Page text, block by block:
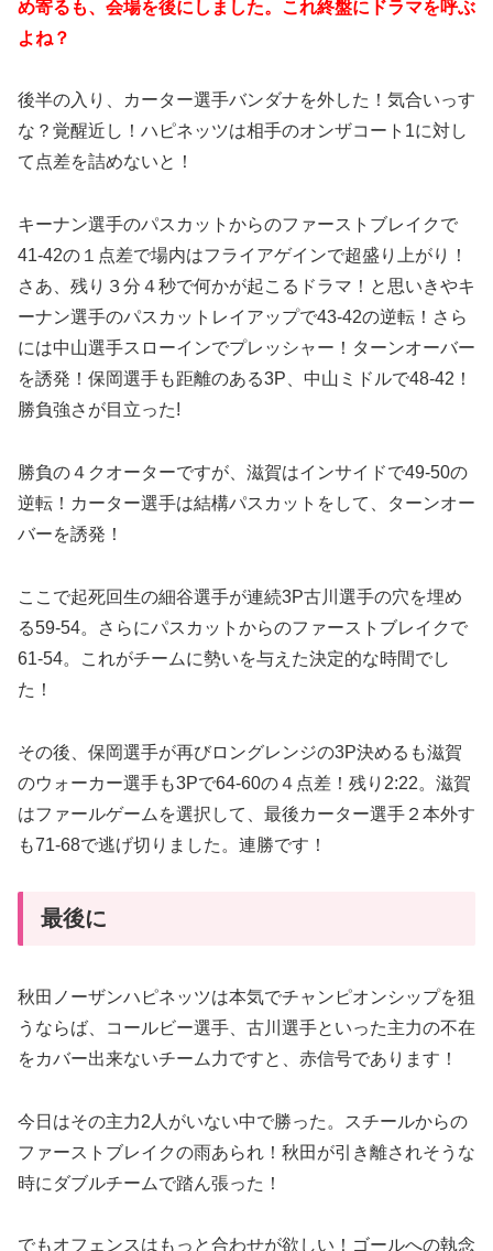
め寄るも、会場を後にしました。これ終盤にドラマを呼ぶ
よね？
後半の入り、カーター選手バンダナを外した！気合いっす
な？覚醒近し！ハピネッツは相手のオンザコート1に対し
て点差を詰めないと！
キーナン選手のパスカットからのファーストブレイクで
41-42の１点差で場内はフライアゲインで超盛り上がり！
さあ、残り３分４秒で何かが起こるドラマ！と思いきやキ
ーナン選手のパスカットレイアップで43-42の逆転！さら
には中山選手スローインでプレッシャー！ターンオーバー
を誘発！保岡選手も距離のある3P、中山ミドルで48-42！
勝負強さが目立った!
勝負の４クオーターですが、滋賀はインサイドで49-50の
逆転！カーター選手は結構パスカットをして、ターンオー
バーを誘発！
ここで起死回生の細谷選手が連続3P古川選手の穴を埋め
る59-54。さらにパスカットからのファーストブレイクで
61-54。これがチームに勢いを与えた決定的な時間でし
た！
その後、保岡選手が再びロングレンジの3P決めるも滋賀
のウォーカー選手も3Pで64-60の４点差！残り2:22。滋賀
はファールゲームを選択して、最後カーター選手２本外す
も71-68で逃げ切りました。連勝です！
最後に
秋田ノーザンハピネッツは本気でチャンピオンシップを狙
うならば、コールビー選手、古川選手といった主力の不在
をカバー出来ないチーム力ですと、赤信号であります！
今日はその主力2人がいない中で勝った。スチールからの
ファーストブレイクの雨あられ！秋田が引き離されそうな
時にダブルチームで踏ん張った！
でもオフェンスはもっと合わせが欲しい！ゴールへの執念